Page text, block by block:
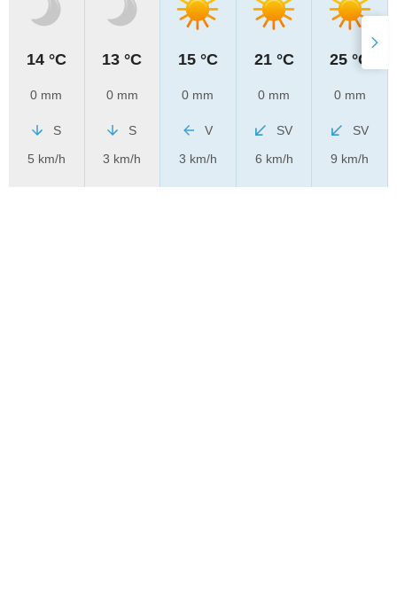
14 °C
0 mm
S
5 km/h
13 °C
0 mm
S
3 km/h
15 °C
0 mm
V
3 km/h
21 °C
0 mm
SV
6 km/h
25 °C
0 mm
SV
9 km/h